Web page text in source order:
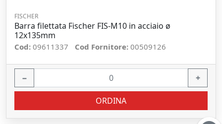
FISCHER
Barra filettata Fischer FIS-M10 in acciaio ø
12x135mm
Cod: 09611337 Cod Fornitore: 00509126
− +
ORDINA